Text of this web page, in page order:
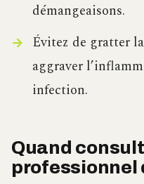
démangeaisons.
Évitez de gratter
aggraver
infection.
Quand
professionnel